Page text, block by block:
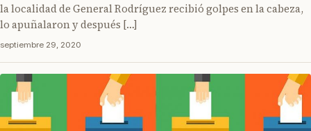
la localidad de General Rodríguez recibió golpes en la cabeza,
lo apuñalaron y después […]
septiembre 29, 2020